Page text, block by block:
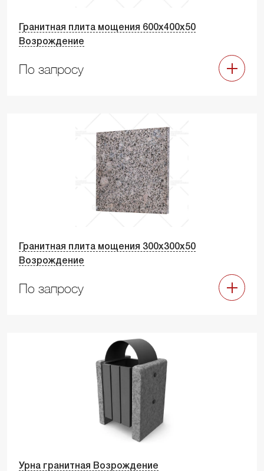
Гранитная плита мощения 600х400х50
Возрождение
По запросу
Гранитная плита мощения 300х300х50
Возрождение
По запросу
Урна гранитная Возрождение